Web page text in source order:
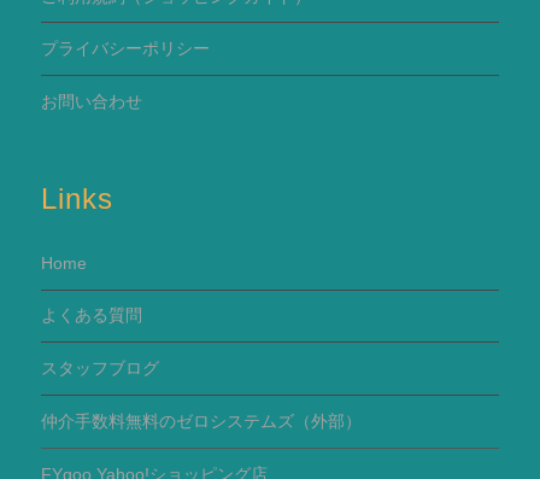
プライバシーポリシー
お問い合わせ
Links
Home
よくある質問
スタッフブログ
仲介手数料無料のゼロシステムズ（外部）
FYgoo Yahoo!ショッピング店